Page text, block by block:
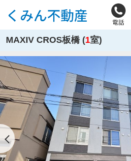
電話
MAXIV CROS板橋 (1室)